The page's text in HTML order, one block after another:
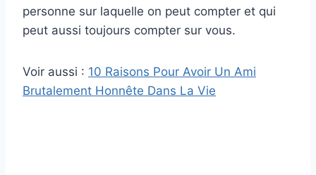
personne sur laquelle on peut compter et qui
peut aussi toujours compter sur vous.
Voir aussi : 10 Raisons Pour Avoir Un Ami
Brutalement Honnête Dans La Vie